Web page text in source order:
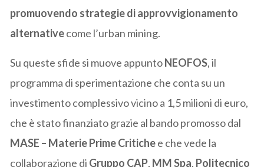
promuovendo strategie di approvvigionamento
alternativecome l’urban mining.
Su queste sfide si muove appuntoNEOFOS, il
programma di sperimentazione che conta su un
investimento complessivo vicino a 1,5 milioni di euro,
che è stato finanziato grazie al bando promosso dal
MASE – Materie Prime Critichee che vede la
collaborazione di Gruppo CAP, MM Spa, Politecnico